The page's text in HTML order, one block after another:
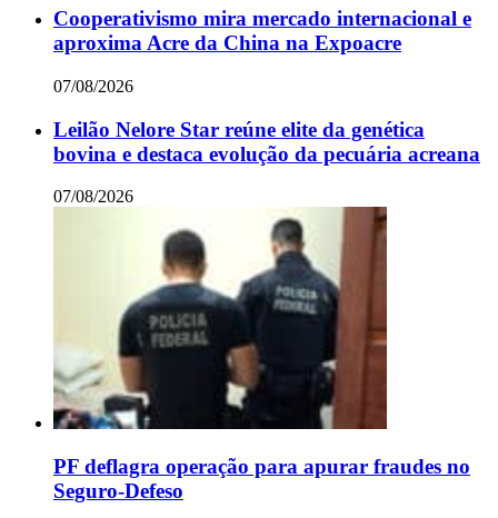
Cooperativismo mira mercado internacional e
aproxima Acre da China na Expoacre
07/08/2026
Leilão Nelore Star reúne elite da genética
bovina e destaca evolução da pecuária acreana
07/08/2026
PF deflagra operação para apurar fraudes no
Seguro-Defeso